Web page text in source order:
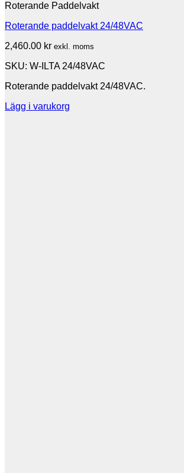
Roterande Paddelvakt
Roterande paddelvakt 24/48VAC
2,460.00 kr exkl. moms
SKU: W-ILTA 24/48VAC
Roterande paddelvakt 24/48VAC.
Lägg i varukorg